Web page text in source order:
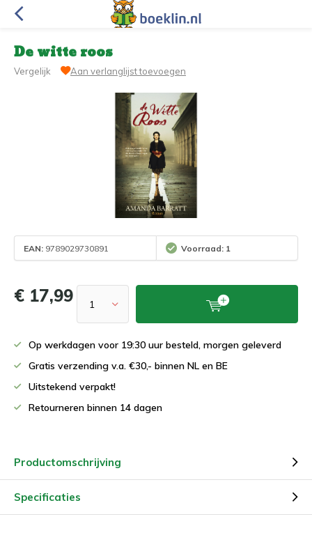
De witte roos
Vergelijk Aan verlanglijst toevoegen
EAN: 9789029730891 Voorraad: 1
€ 17,99
Op werkdagen voor 19:30 uur besteld, morgen geleverd
Gratis verzending v.a. €30,- binnen NL en BE
Uitstekend verpakt!
Retourneren binnen 14 dagen
Productomschrijving
Specificaties